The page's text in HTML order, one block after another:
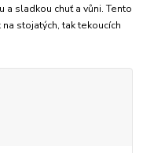
sladkou chuť a vůni. Tento
stojatých, tak tekoucích